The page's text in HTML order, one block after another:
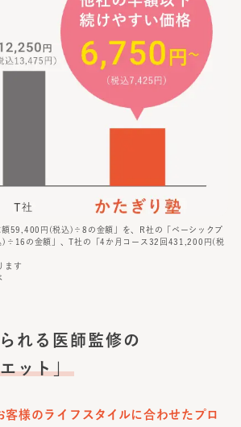
59,400円(税込)÷8の金額」を、R社の「ベーシックプ
の金額」、T社の「4か月コース32回431,200円(税
ます
れる医師監修の
ット」
客様のライフスタイルに合わせたプロ